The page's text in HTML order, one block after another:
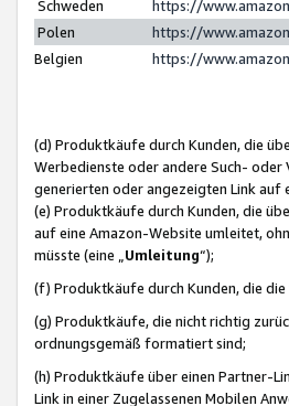
Schweden
https://
Polen
https://
Belgien
https://
(d) Produktkäufe durch Kunden, die
Werbedienste oder andere Such- oder
generierten oder angezeigten Link
(e) Produktkäufe durch Kunden, die
auf eine Amazon-Website umleitet,
müsste (eine „ Umleitung“);
(f) Produktkäufe durch Kunden, die
(g) Produktkäufe, die nicht richtig
ordnungsgemäß formatiert sind;
(h) Produktkäufe über einen Partner-
Link in einer Zugelassenen Mobilen